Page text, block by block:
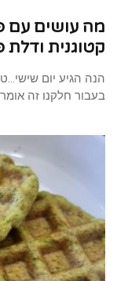
מה עושים עם
קטוגנית
הנה הגיע יום
בעבור חלקנו זה